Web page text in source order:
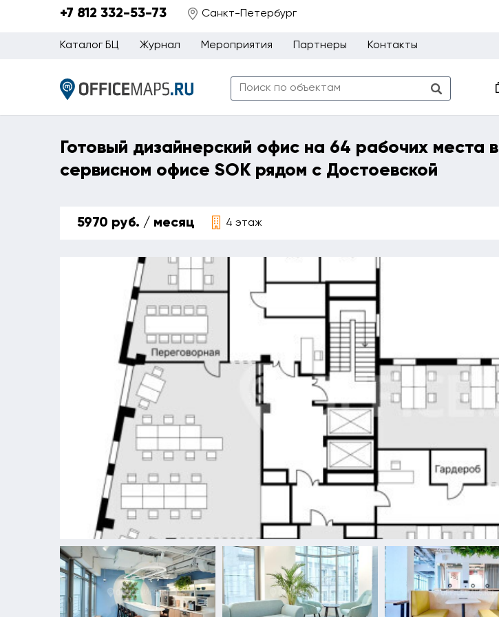
+7 812 332-53-73 Санкт-Петербург
Каталог БЦ Журнал Мероприятия Партнеры Контакты
Готовый дизайнерский офис на 64 рабочих места в
сервисном офисе SOK рядом с Достоевской
5970 руб. / месяц 4 этаж